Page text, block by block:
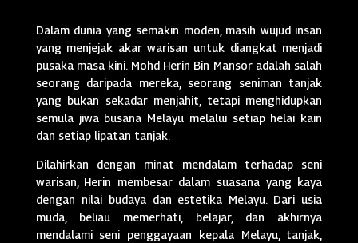
Dalam dunia yang semakin moden, masih wujud insan
yang menjejak akar warisan untuk diangkat menjadi
pusaka masa kini. Mohd Herin Bin Mansor adalah salah
seorang daripada mereka, seorang seniman tanjak
yang bukan sekadar menjahit, tetapi menghidupkan
semula jiwa busana Melayu melalui setiap helai kain
dan setiap lipatan tanjak.
Dilahirkan dengan minat mendalam terhadap seni
warisan, Herin membesar dalam suasana yang kaya
dengan nilai budaya dan estetika Melayu. Dari usia
muda, beliau memerhati, belajar, dan akhirnya
mendalami seni penggayaan kepala Melayu, tanjak,